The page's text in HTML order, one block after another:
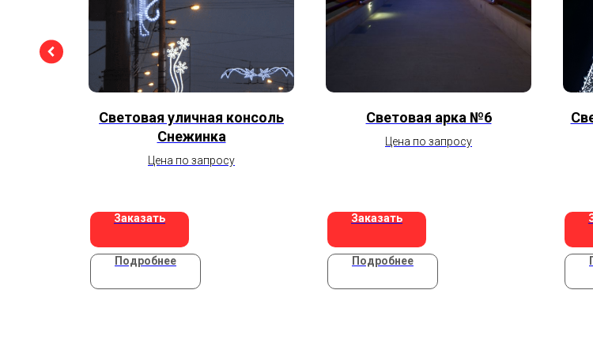
Световая уличная консоль
Снежинка
Цена по запросу
Заказать
Подробнее
Световая арка №6
Цена по запросу
Заказать
Подробнее